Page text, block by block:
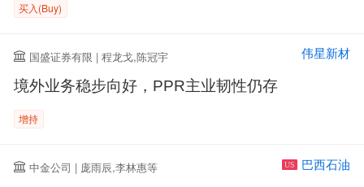
买入(Buy)
国盛证券有限 | 程龙戈,陈冠宇 伟星新材
境外业务稳步向好，PPR主业韧性仍存
增持
中金公司 | 庞雨辰,李林惠等 US 巴西石油